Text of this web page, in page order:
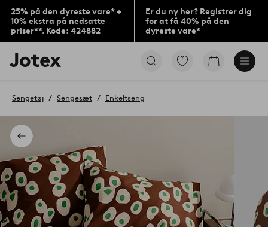
25% på den dyreste vare* +
10% ekstra på nedsatte
priser**. Kode: 424882
Er du ny her? Registrer dig
for at få 40% på den
dyreste vare*
Jotex
logo
til
Gå
Gå
Tilbage
Sengetøj Sengesæt Enkeltseng